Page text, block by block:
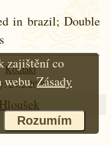
in brazil; Double
Kontakt
24.2.2008
zajištění co
webu.Zásady
Rozumím